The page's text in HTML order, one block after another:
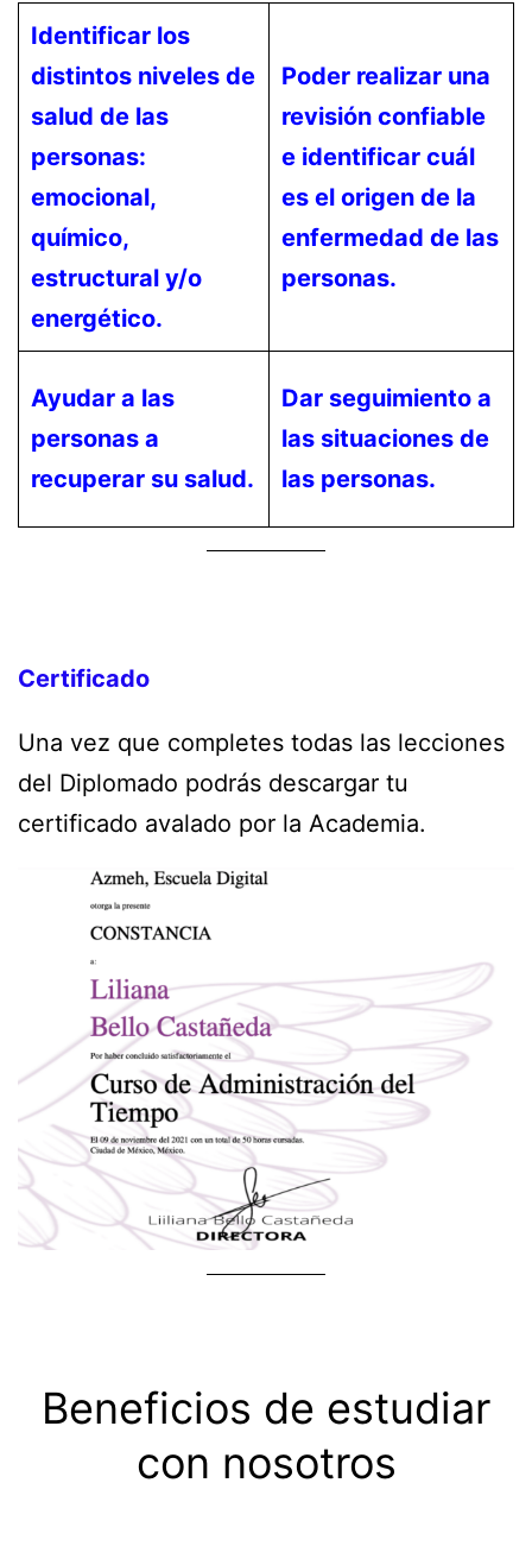
Identificar los
distintos niveles de
salud de las
personas:
emocional,
químico,
estructural y/o
energético.
Poder realizar una
revisión confiable
e identificar cuál
es el origen de la
enfermedad de las
personas.
Ayudar a las
personas a
recuperar su salud.
Dar seguimiento a
las situaciones de
las personas.
Certificado
Una vez que completes todas las lecciones
del Diplomado podrás descargar tu
certificado avalado por la Academia.
Beneficios de estudiar
con nosotros